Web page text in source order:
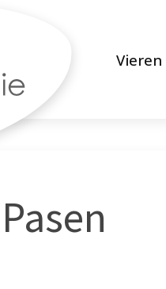
Vieren